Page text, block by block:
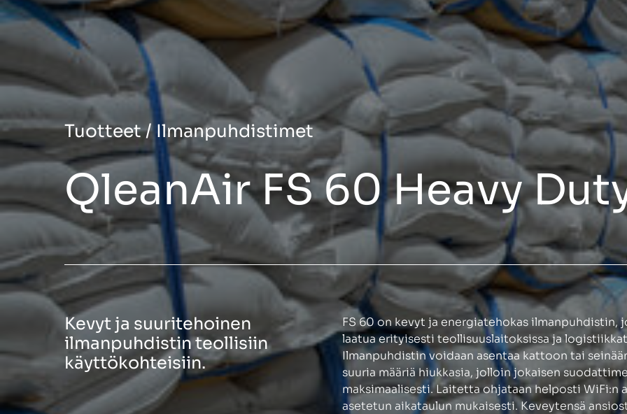
Tuotteet/ Ilmanpuhdistimet
QleanAir FS 60 Heavy
Kevyt ja suuritehoinen
ilmanpuhdistin teollisiin
käyttökohteisiin.
FS 60 on kevyt ja energiatehokas ilmanpuhdistin,
laatua erityisesti teollisuuslaitoksissa ja
Ilmanpuhdistin voidaan asentaa kattoon tai
suuria määriä hiukkasia, jolloin jokaisen
maksimaalisesti. Laitetta ohjataan helposti WiFi:n
asetetun aikataulun mukaisesti. Keveytensä